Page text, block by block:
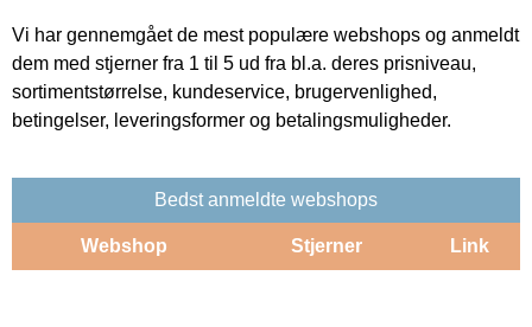
Vi har gennemgået de mest populære webshops og anmeldt
dem med stjerner fra 1 til 5 ud fra bl.a. deres prisniveau,
sortimentstørrelse, kundeservice, brugervenlighed,
betingelser, leveringsformer og betalingsmuligheder.
Bedst anmeldte webshops
Webshop Stjerner Link